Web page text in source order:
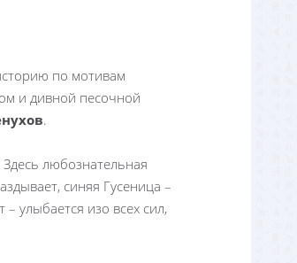
по мотивам
и дивной песочной
.
любознательная
синяя Гусеница –
улыбается изо всех сил,